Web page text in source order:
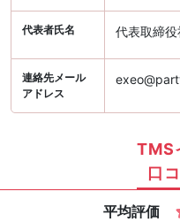
代表者氏名 代表取締
連絡先メール
アドレス
TMS
口
平均評価